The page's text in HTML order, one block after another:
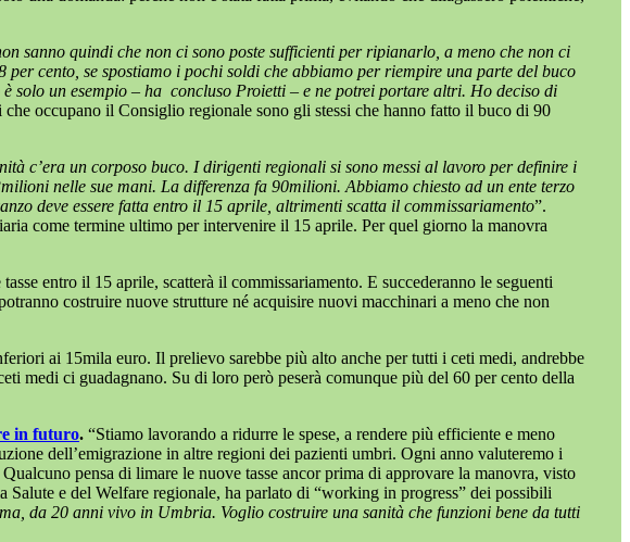
sanno quindi che non ci sono poste sufficienti per ripianarlo, a meno che non ci
cento, se spostiamo i pochi soldi che abbiamo per riempire una parte del buco
solo un esempio – ha concluso Proietti – e ne potrei portare altri. Ho deciso di
occupano il Consiglio regionale sono gli stessi che hanno fatto il buco di 90
c’era un corposo buco. I dirigenti regionali si sono messi al lavoro per definire i
nelle sue mani. La differenza fa 90milioni. Abbiamo chiesto ad un ente terzo
deve essere fatta entro il 15 aprile, altrimenti scatta il commissariamento”.
come termine ultimo per intervenire il 15 aprile. Per quel giorno la manovra
entro il 15 aprile, scatterà il commissariamento. E succederanno le seguenti
costruire nuove strutture né acquisire nuovi macchinari a meno che non
ai 15mila euro. Il prelievo sarebbe più alto anche per tutti i ceti medi, andrebbe
medi ci guadagnano. Su di loro però peserà comunque più del 60 per cento della
in futuro. “Stiamo lavorando a ridurre le spese, a rendere più efficiente e meno
dell’emigrazione in altre regioni dei pazienti umbri. Ogni anno valuteremo i
pensa di limare le nuove tasse ancor prima di approvare la manovra, visto
e del Welfare regionale, ha parlato di “working in progress” dei possibili
da 20 anni vivo in Umbria. Voglio costruire una sanità che funzioni bene da tutti